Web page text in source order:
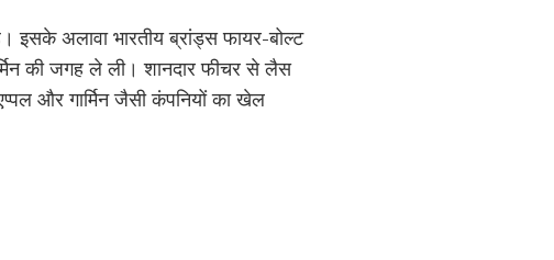
अलावा भारतीय ब्रांड्स फायर-बोल्ट
की जगह ले ली। शानदार फीचर से लैस
और गार्मिन जैसी कंपनियों का खेल